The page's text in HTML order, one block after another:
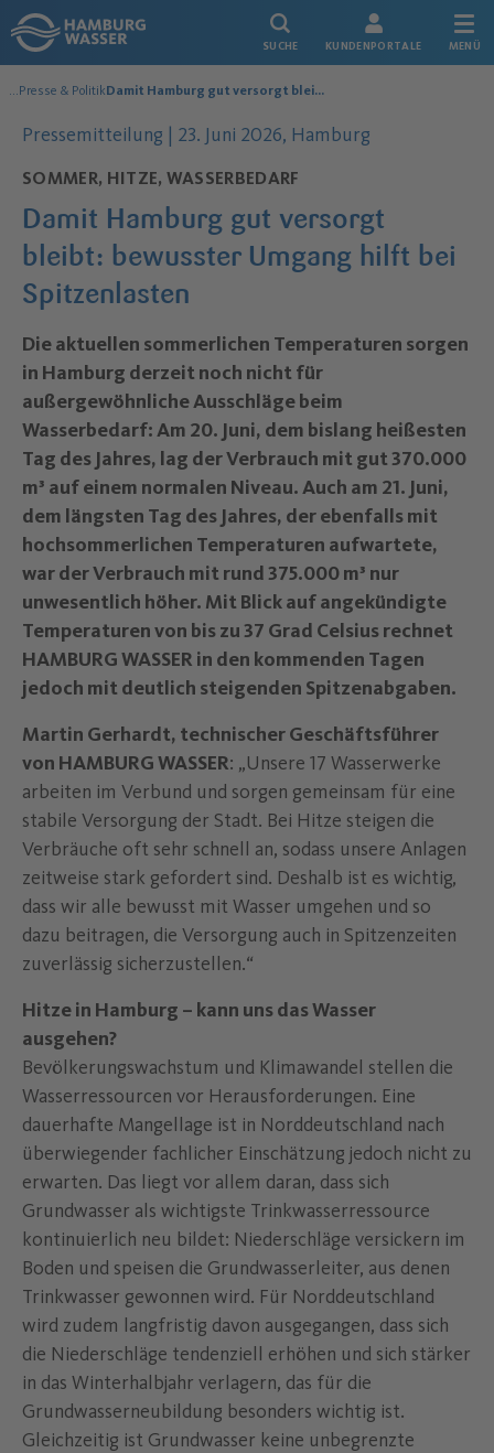
Link zur Startseite
SUCHE KUNDENPORTALE MENÜ
Über uns
...Presse & Politik Damit Hamburg gut versorgt bleibt: bewusster Umgang hilft bei Spitzenlasten
Pressemitteilung | Datum der Veröffentlichung:
23. Juni 2026, Hamburg
Damit Hamburg gut versorgt
bleibt: bewusster Umgang hilft bei
Spitzenlasten
–
SOMMER, HITZE, WASSERBEDARF
Die aktuellen sommerlichen Temperaturen sorgen
in Hamburg derzeit noch nicht für
außergewöhnliche Ausschläge beim
Wasserbedarf: Am 20. Juni, dem bislang heißesten
Tag des Jahres, lag der Verbrauch mit gut 370.000
m³ auf einem normalen Niveau. Auch am 21. Juni,
dem längsten Tag des Jahres, der ebenfalls mit
hochsommerlichen Temperaturen aufwartete,
war der Verbrauch mit rund 375.000 m³ nur
unwesentlich höher. Mit Blick auf angekündigte
Temperaturen von bis zu 37 Grad Celsius rechnet
HAMBURG WASSER in den kommenden Tagen
jedoch mit deutlich steigenden Spitzenabgaben.
Martin Gerhardt, technischer Geschäftsführer
von HAMBURG WASSER: „Unsere 17 Wasserwerke
arbeiten im Verbund und sorgen gemeinsam für eine
stabile Versorgung der Stadt. Bei Hitze steigen die
Verbräuche oft sehr schnell an, sodass unsere Anlagen
zeitweise stark gefordert sind. Deshalb ist es wichtig,
dass wir alle bewusst mit Wasser umgehen und so
dazu beitragen, die Versorgung auch in Spitzenzeiten
zuverlässig sicherzustellen.“
Hitze in Hamburg – kann uns das Wasser
ausgehen?
Bevölkerungswachstum und Klimawandel stellen die
Wasserressourcen vor Herausforderungen. Eine
dauerhafte Mangellage ist in Norddeutschland nach
überwiegender fachlicher Einschätzung jedoch nicht zu
erwarten. Das liegt vor allem daran, dass sich
Grundwasser als wichtigste Trinkwasserressource
kontinuierlich neu bildet: Niederschläge versickern im
Boden und speisen die Grundwasserleiter, aus denen
Trinkwasser gewonnen wird. Für Norddeutschland
wird zudem langfristig davon ausgegangen, dass sich
die Niederschläge tendenziell erhöhen und sich stärker
in das Winterhalbjahr verlagern, das für die
Grundwasserneubildung besonders wichtig ist.
Gleichzeitig ist Grundwasser keine unbegrenzte